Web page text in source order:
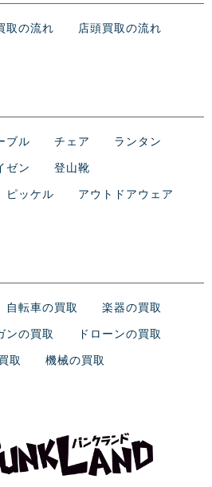
取の流れ 店頭買取の流れ
ブル チェア ランタン
ゼン 登山靴
ピッケル アウトドアウェア
自転車の買取 楽器の買取
ンの買取 ドローンの買取
取 機械の買取